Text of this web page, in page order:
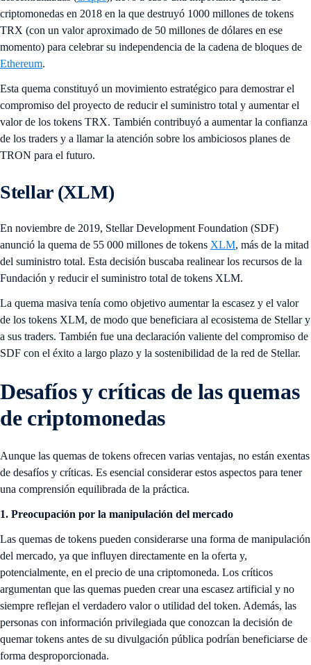
criptomonedas en 2018 en la que destruyó 1000 millones de tokens
TRX (con un valor aproximado de 50 millones de dólares en ese
momento) para celebrar su independencia de la cadena de bloques de
Ethereum.
Esta quema constituyó un movimiento estratégico para demostrar el
compromiso del proyecto de reducir el suministro total y aumentar el
valor de los tokens TRX. También contribuyó a aumentar la confianza
de los traders y a llamar la atención sobre los ambiciosos planes de
TRON para el futuro.
Stellar (XLM)
En noviembre de 2019, Stellar Development Foundation (SDF)
anunció la quema de 55 000 millones de tokens XLM, más de la mitad
del suministro total. Esta decisión buscaba realinear los recursos de la
Fundación y reducir el suministro total de tokens XLM.
La quema masiva tenía como objetivo aumentar la escasez y el valor
de los tokens XLM, de modo que beneficiara al ecosistema de Stellar y
a sus traders. También fue una declaración valiente del compromiso de
SDF con el éxito a largo plazo y la sostenibilidad de la red de Stellar.
Desafíos y críticas de las quemas
de criptomonedas
Aunque las quemas de tokens ofrecen varias ventajas, no están exentas
de desafíos y críticas. Es esencial considerar estos aspectos para tener
una comprensión equilibrada de la práctica.
1. Preocupación por la manipulación del mercado
Las quemas de tokens pueden considerarse una forma de manipulación
del mercado, ya que influyen directamente en la oferta y,
potencialmente, en el precio de una criptomoneda. Los críticos
argumentan que las quemas pueden crear una escasez artificial y no
siempre reflejan el verdadero valor o utilidad del token. Además, las
personas con información privilegiada que conozcan la decisión de
quemar tokens antes de su divulgación pública podrían beneficiarse de
forma desproporcionada.